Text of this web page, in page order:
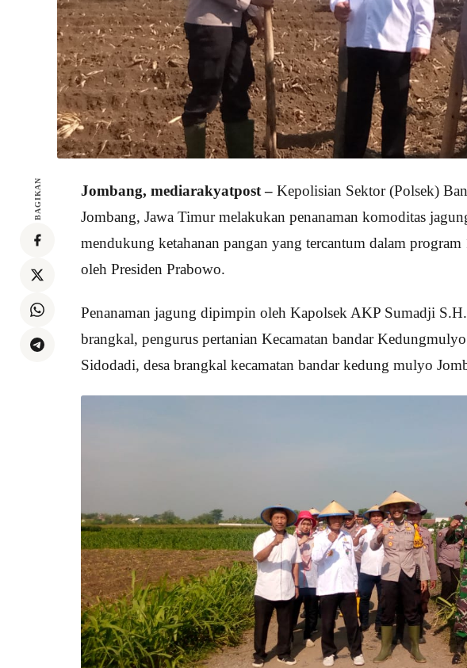
BAGIKAN Jombang, mediarakyatpost – Kepolisian Sektor (Polsek)
Jombang, Jawa Timur melakukan penanaman komoditas
mendukung ketahanan pangan yang tercantum dalam
oleh Presiden Prabowo.
Penanaman jagung dipimpin oleh Kapolsek AKP Sumadji S.H.
brangkal, pengurus pertanian Kecamatan bandar
Sidodadi, desa brangkal kecamatan bandar kedung mulyo